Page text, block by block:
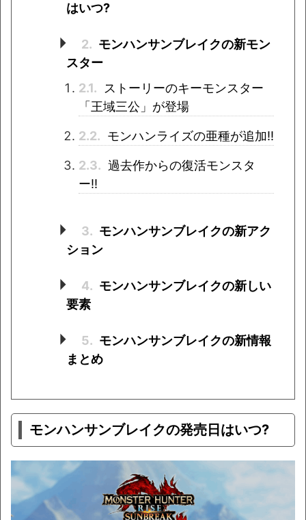
はいつ?
2. モンハンサンブレイクの新モン
スター
2.1.
ストーリーのキーモンスター
「王域三公」が登場
2.2. モンハンライズの亜種が追加!!
2.3. 過去作からの復活モンスタ
ー!!
3. モンハンサンブレイクの新アク
ション
4. モンハンサンブレイクの新しい
要素
5. モンハンサンブレイクの新情報
まとめ
モンハンサンブレイクの発売日はいつ?